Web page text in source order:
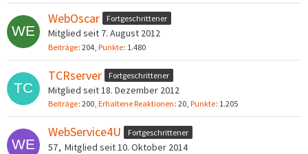
WebOscar Fortgeschrittener
Mitglied seit 7. August 2012
Beiträge 204 Punkte 1.480
TCRserver Fortgeschrittener
Mitglied seit 18. Dezember 2012
Beiträge 200 Erhaltene Reaktionen 20 Punkte 1.205
WebService4U Fortgeschrittener
57 Mitglied seit 10. Oktober 2014